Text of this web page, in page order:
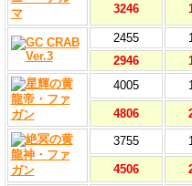
3246
2455
2946
4005
4806
3755
4506